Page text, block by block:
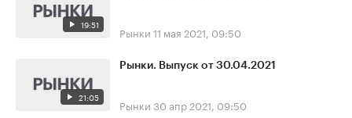
19:51 Рынки 11 мая 2021, 09:50
21:05
Рынки. Выпуск от 30.04.2021
Рынки 30 апр 2021, 09:50